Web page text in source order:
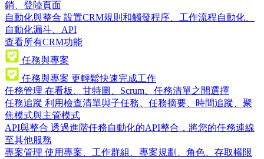
銷、登陸頁面
自動化與整合 設置CRM規則和觸發程序、工作流程自動化、
自動化漏斗、API
查看所有CRM功能
任務與專案
任務與專案 更輕鬆快速完成工作
任務管理 在看板、甘特圖、Scrum、任務清單之間選擇
任務追蹤 利用檢查清單與子任務、任務摘要、時間追蹤、聚
焦模式與主管模式
API與整合 透過進階任務自動化的API整合，將您的任務連線
至其他服務
專案管理 使用專案、工作群組、專案規劃、角色、存取權限